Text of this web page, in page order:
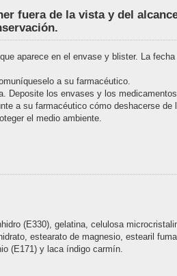
fuera de la vista y del
aparece en el envase y blister. La
a su farmacéutico.
Deposite los envases y los
a su farmacéutico cómo deshacerse de
el medio ambiente.
(E330), gelatina, celulosa
estearato de magnesio, estearil
(E171) y laca índigo carmín.